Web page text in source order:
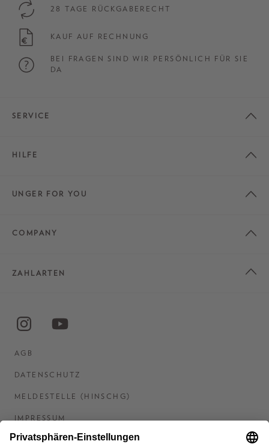
28 TAGE RÜCKGABERECHT
KAUF AUF RECHNUNG
BEI FRAGEN SIND WIR PERSÖNLICH FÜR SIE
DA
SERVICE
HILFE
UNGER FOR YOU
COMPANY
ZAHLARTEN
AGB
DATENSCHUTZ
MELDESTELLE (HINSCHG)
IMPRESSUM
BARRIEREFREIHEITSERKLÄRUNG